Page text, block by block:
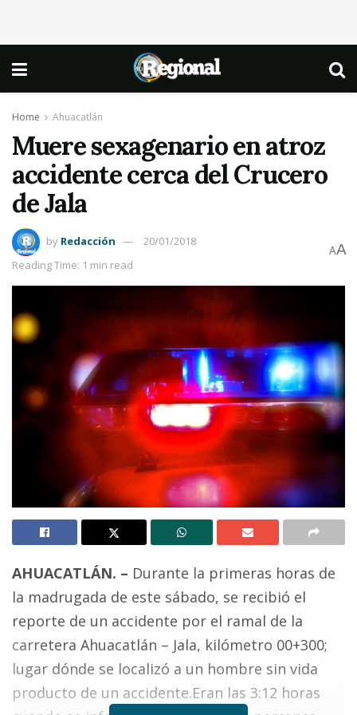
Home Ahuacatlán
Muere sexagenario en atroz
accidente cerca del Crucero
de Jala
by Redacción
20/01/2018
Reading Time: 1 min read
AA
AHUACATLÁN. – Durante la primeras horas de
la madrugada de este sábado, se recibió el
reporte de un accidente por el ramal de la
carretera Ahuacatlán – Jala, kilómetro 00+300;
lugar dónde se localizó a un hombre sin vida
producto de un accidente.Eran las 3:12 horas